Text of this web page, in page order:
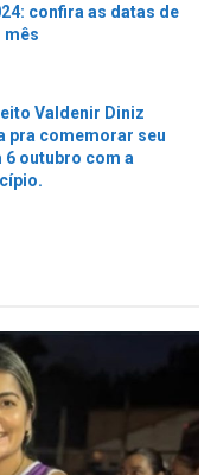
confira as datas de
mês
Valdenir Diniz
pra comemorar seu
outubro com a